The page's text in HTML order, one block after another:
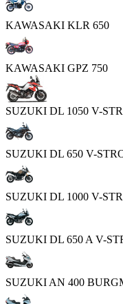
KAWASAKI KLR 650
KAWASAKI GPZ 750
SUZUKI DL 1050 V-
SUZUKI DL 650 V-
SUZUKI DL 1000 V-
SUZUKI DL 650 A V-
SUZUKI AN 400